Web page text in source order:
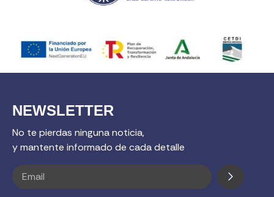
NEWSLETTER
No te pierdas ninguna noticia,
y mantente informado de cada detalle